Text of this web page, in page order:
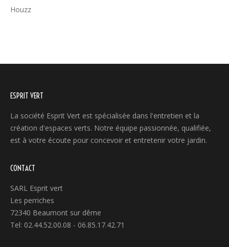
Houzz
ESPRIT VERT
La société Esprit Vert est spécialisée dans l'entretien et la
création d'espaces verts. Notre équipe passionnée, qualifiée,
est à votre écoute pour concevoir et entretenir votre jardin.
CONTACT
SARL Esprit vert
Les perriches
72340 Beaumont sur dême
Tel: 02.44.52.00.08 - 06.85.17.42.71